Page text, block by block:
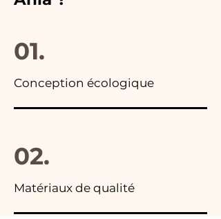
01.
Conception écologique
02.
Matériaux de qualité